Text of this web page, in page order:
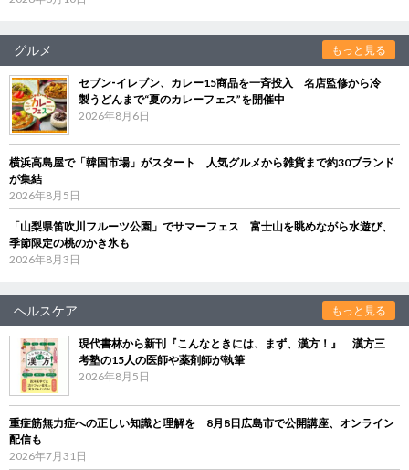
グルメ もっと見る
セブン‐イレブン、カレー15商品を一斉投入 名店監修から冷
製うどんまで“夏のカレーフェス”を開催中
2026年8月6日
横浜高島屋で「韓国市場」がスタート 人気グルメから雑貨まで約30ブランド
が集結
2026年8月5日
「山梨県笛吹川フルーツ公園」でサマーフェス 富士山を眺めながら水遊び、
季節限定の桃のかき氷も
2026年8月3日
ヘルスケア もっと見る
現代書林から新刊『こんなときには、まず、漢方！』 漢方三
考塾の15人の医師や薬剤師が執筆
2026年8月5日
重症筋無力症への正しい知識と理解を 8月8日広島市で公開講座、オンライン
配信も
2026年7月31日